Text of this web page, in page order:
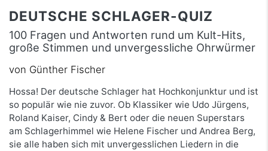
DEUTSCHE SCHLAGER-QUIZ
100 Fragen und Antworten rund um Kult-Hits,
große Stimmen und unvergessliche Ohrwürmer
von Günther Fischer
Hossa! Der deutsche Schlager hat Hochkonjunktur und ist
so populär wie nie zuvor. Ob Klassiker wie Udo Jürgens,
Roland Kaiser, Cindy & Bert oder die neuen Superstars
am Schlagerhimmel wie Helene Fischer und Andrea Berg,
sie alle haben sich mit unvergesslichen Liedern in die